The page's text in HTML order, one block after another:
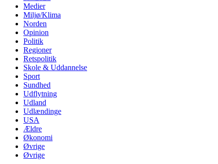
Medier
Miljø/Klima
Norden
Opinion
Politik
Regioner
Retspolitik
Skole & Uddannelse
Sport
Sundhed
Udflytning
Udland
Udlændinge
USA
Ældre
Økonomi
Øvrige
Øvrige